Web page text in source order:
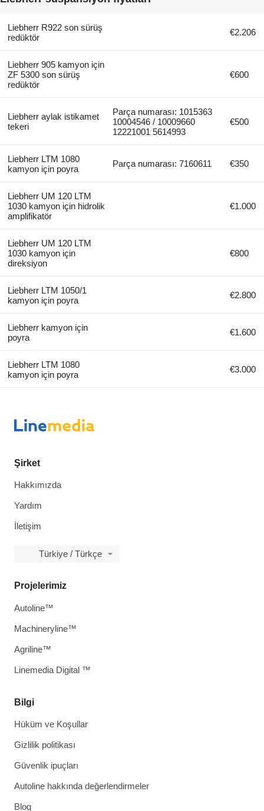
Liebherr R922 son sürüş
redüktör
€2.206
Liebherr 905 kamyon için
ZF 5300 son sürüş
redüktör
€600
Liebherr aylak istikamet
tekeri
Parça numarası: 1015363
10004546 / 10009660
12221001 5614993
€500
Liebherr LTM 1080
kamyon için poyra
Parça numarası: 7160611 €350
Liebherr UM 120 LTM
1030 kamyon için hidrolik
amplifikatör
€1.000
Liebherr UM 120 LTM
1030 kamyon için
direksiyon
€800
Liebherr LTM 1050/1
kamyon için poyra
€2.800
Liebherr kamyon için
poyra
€1.600
Liebherr LTM 1080
kamyon için poyra
€3.000
Şirket
Hakkımızda
Yardım
İletişim
Türkiye / Türkçe
Bilgi
Hüküm ve Koşullar
Gizlilik politikası
Güvenlik ipuçları
Autoline hakkında değerlendirmeler
Blog
Projelerimiz
Autoline™
Machineryline™
Agriline™
Linemedia Digital ™